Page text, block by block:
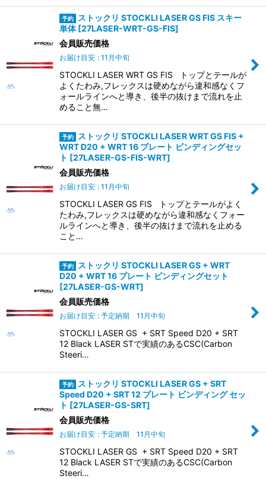
ストックリ STOCKLI LASER GS FIS スキー
単体 [27LASER-WRT-GS-FIS]
会員販売価格
お届け目安 : 11月中旬
STOCKLI LASER WRT GS FIS トップとテールが
よくたわみ,フレックスは硬めながら違和感なくフ
ォールラインへと導き、後半の抜けまで流れを止
めること無…
ストックリ STOCKLI LASER WRT GS FIS +
WRT D20 + WRT 16 プレート ビンディングセッ
ト [27LASER-GS-FIS-WRT]
会員販売価格
お届け目安 : 11月中旬
STOCKLI LASER GS FIS トップとテールがよく
たわみ,フレックスは硬めながら違和感なくフォー
ルラインへと導き、後半の抜けまで流れを止める
こと…
ストックリ STOCKLI LASER GS + WRT
D20 + WRT 16 プレート ビンディングセット
[27LASER-GS-WRT]
会員販売価格
お届け目安 : 予定納期 11月中旬
STOCKLI LASER GS + SRT Speed D20 + SRT
12 Black LASER STで実績のあるCSC(Carbon
Steeri…
ストックリ STOCKLI LASER GS + SRT
Speed D20 + SRT 12 プレート ビンディング セッ
ト [27LASER-GS-SRT]
会員販売価格
お届け目安 : 予定納期 11月中旬
STOCKLI LASER GS + SRT Speed D20 + SRT
12 Black LASER STで実績のあるCSC(Carbon
Steeri…